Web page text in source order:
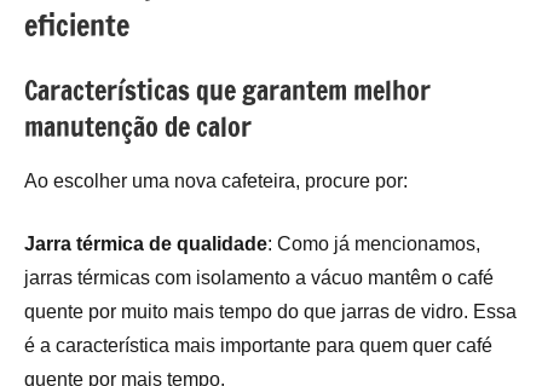
eficiente
Características que garantem melhor
manutenção de calor
Ao escolher uma nova cafeteira, procure por:
Jarra térmica de qualidade: Como já mencionamos,
jarras térmicas com isolamento a vácuo mantêm o café
quente por muito mais tempo do que jarras de vidro. Essa
é a característica mais importante para quem quer café
quente por mais tempo.